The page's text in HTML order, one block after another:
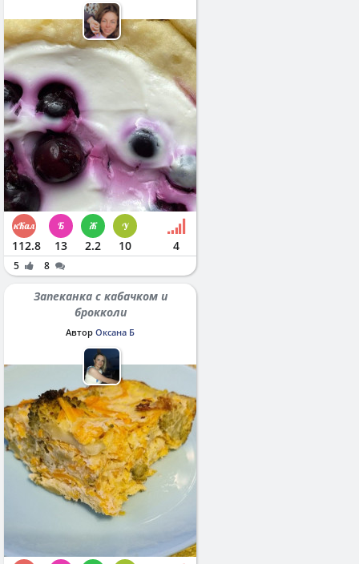
112.8 13 2.2 10 4
5 8
Запеканка с кабачком и
брокколи
Автор Оксана Б